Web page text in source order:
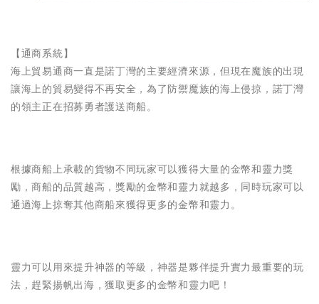
【通商系統】
海上貿易通商一直是諾丁灣的主要經濟來源，但現在魔族的出現
讓海上的貿易變得不再安全，為了防禦魔族的海上侵掠，諾丁灣
的領主正在招募勇者護送商船。
根據商船上承載的貨物不同玩家可以獲得大量的金幣和靈力獎
勵，商船的品質越高，獎勵的金幣和靈力就越多，同時玩家可以
通過海上掠奪其他商船來獲得更多的金幣和靈力。
靈力可以用來提升神器的等級，神器是夥伴提升實力最重要的玩
法，趕緊揚帆出海，獲取更多的金幣和靈力吧！